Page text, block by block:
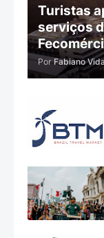
Turistas
serviços
Por Fabiano